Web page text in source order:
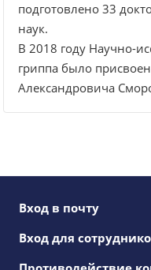
подготовлено 33
наук.
В 2018 году Научно-
гриппа было
Александровича
Вход в почту
Вход для